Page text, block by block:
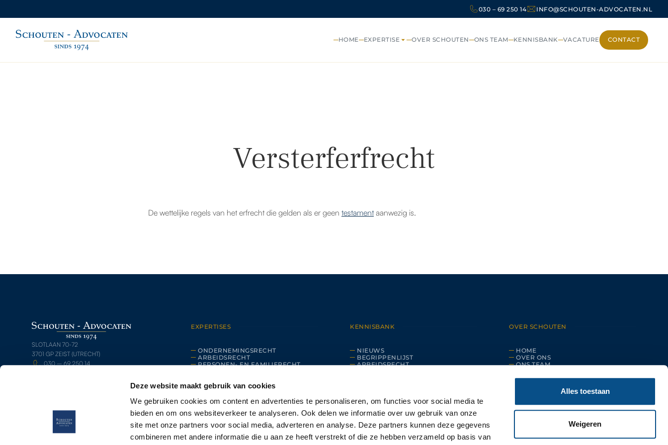
Deze website maakt gebruik van cookies
We gebruiken cookies om content en advertenties te personaliseren, om functies voor social media te
bieden en om ons websiteverkeer te analyseren. Ook delen we informatie over uw gebruik van onze
site met onze partners voor social media, adverteren en analyse. Deze partners kunnen deze gegevens
combineren met andere informatie die u aan ze heeft verstrekt of die ze hebben verzameld op basis van
Alles toestaan
Weigeren
030 – 69 250 14 INFO@SCHOUTEN-ADVOCATEN.NL
HOME EXPERTISE OVER SCHOUTEN ONS TEAM KENNISBANK VACATURE
CONTACT
Versterferfrecht
De wettelijke regels van het erfrecht die gelden als er geen testamentaanwezig is.
SLOTLAAN 70-72
3701 GP ZEIST (UTRECHT)
030 – 69 250 14
ELKE WERKDAG VAN 9:00 TOT 18:00 UUR
BEREIKBAAR
EXPERTISES
ONDERNEMINGSRECHT
ARBEIDSRECHT
PERSONEN- EN FAMILIERECHT
HANDEL & TRANSPORT
KENNISBANK
NIEUWS
BEGRIPPENLIJST
ARBEIDSRECHT
OVER SCHOUTEN
HOME
OVER ONS
ONS TEAM
ALGEMENE VOORWAARDEN